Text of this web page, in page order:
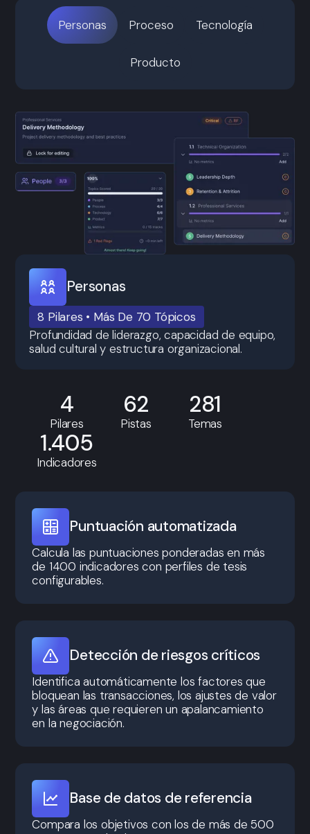
Personas Proceso Tecnología
Producto
Personas
8 Pilares • Más De 70 Tópicos
Profundidad de liderazgo, capacidad de equipo,
salud cultural y estructura organizacional.
4
Pilares
62
Pistas
281
Temas
1.405
Indicadores
Puntuación automatizada
Calcula las puntuaciones ponderadas en más
de 1400 indicadores con perfiles de tesis
configurables.
Detección de riesgos críticos
Identifica automáticamente los factores que
bloquean las transacciones, los ajustes de valor
y las áreas que requieren un apalancamiento
en la negociación.
Base de datos de referencia
Compara los objetivos con los de más de 500